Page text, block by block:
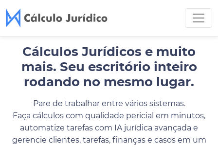
Cálculos Jurídicos e muito
mais. Seu escritório inteiro
rodando no mesmo lugar.
Pare de trabalhar entre vários sistemas.
Faça cálculos com qualidade pericial em minutos,
automatize tarefas com IA jurídica avançada e
gerencie clientes, tarefas, finanças e casos em um